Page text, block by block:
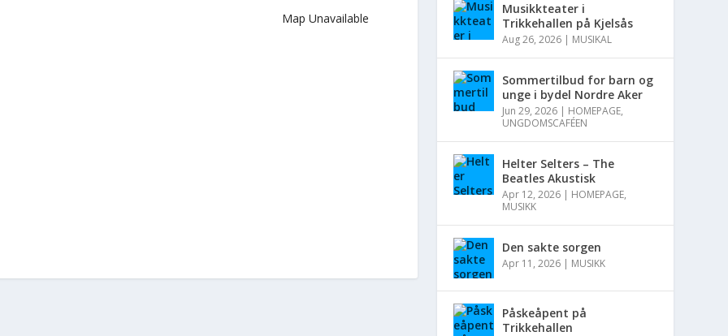
Map Unavailable
Musikkteater i
Trikkehallen på Kjelsås
Aug 26, 2026 | MUSIKAL
Sommertilbud for barn og
unge i bydel Nordre Aker
Jun 29, 2026 | HOMEPAGE,
UNGDOMSCAFÉEN
Helter Selters – The
Beatles Akustisk
Apr 12, 2026 | HOMEPAGE,
MUSIKK
Den sakte sorgen
Apr 11, 2026 | MUSIKK
Påskeåpent på
Trikkehallen